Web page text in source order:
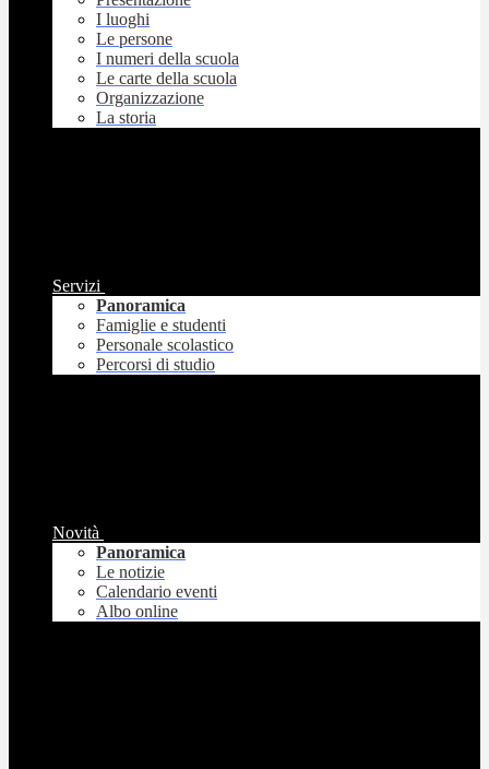
I luoghi
Le persone
I numeri della scuola
Le carte della scuola
Organizzazione
La storia
Servizi
Panoramica
Famiglie e studenti
Personale scolastico
Percorsi di studio
Novità
Panoramica
Le notizie
Calendario eventi
Albo online